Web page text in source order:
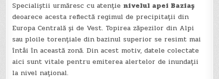
Specialiștii urmăresc cu atenție nivelul apei Baziaș
deoarece acesta reflectă regimul de precipitații din
Europa Centrală și de Vest. Topirea zăpezilor din Alpi
sau ploile torențiale din bazinul superior se resimt mai
întâi în această zonă. Din acest motiv, datele colectate
aici sunt vitale pentru emiterea alertelor de inundații
la nivel național.